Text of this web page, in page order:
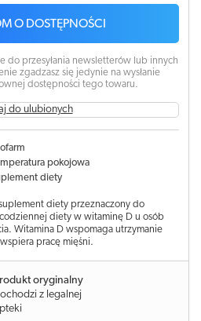
O DOSTĘPNOŚCI
do przesyłania newsletterów lub innych
zgadzasz się jedynie na wysłanie
dostępności tego towaru.
do ulubionych
pokojowa
diety
diety przeznaczony do
diety w witaminę D u osób
Witamina D wspomaga utrzymanie
pracę mięśni.
oryginalny
z legalnej